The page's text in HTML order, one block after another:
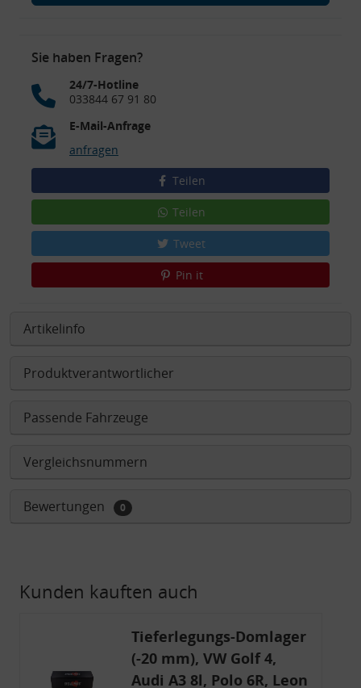
Sie haben Fragen?
24/7-Hotline
033844 67 91 80
E-Mail-Anfrage
anfragen
Teilen
Teilen
Tweet
Pin it
Artikelinfo
Produktverantwortlicher
Passende Fahrzeuge
Vergleichsnummern
Bewertungen 0
Kunden kauften auch
Tieferlegungs-Domlager
(-20 mm), VW Golf 4,
Audi A3 8l, Polo 6R, Leon